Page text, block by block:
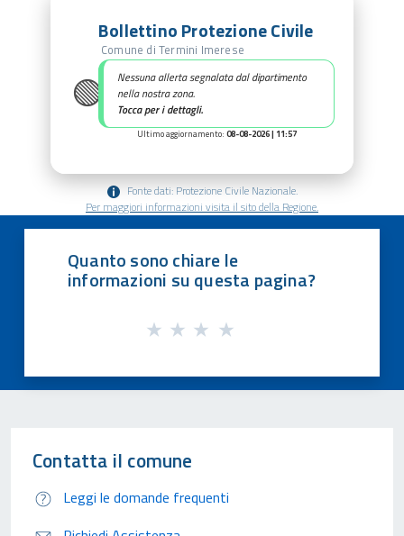
🟢
Bollettino Protezione Civile
Comune di Termini Imerese
Nessuna allerta segnalata dal dipartimento
nella nostra zona.
Tocca per i dettagli.
Ultimo aggiornamento: 08-08-2026 | 11:57
Fonte dati: Protezione Civile Nazionale.
Per maggiori informazioni visita il sito della Regione.
Quanto sono chiare le
informazioni su questa pagina?
Contatta il comune
Leggi le domande frequenti